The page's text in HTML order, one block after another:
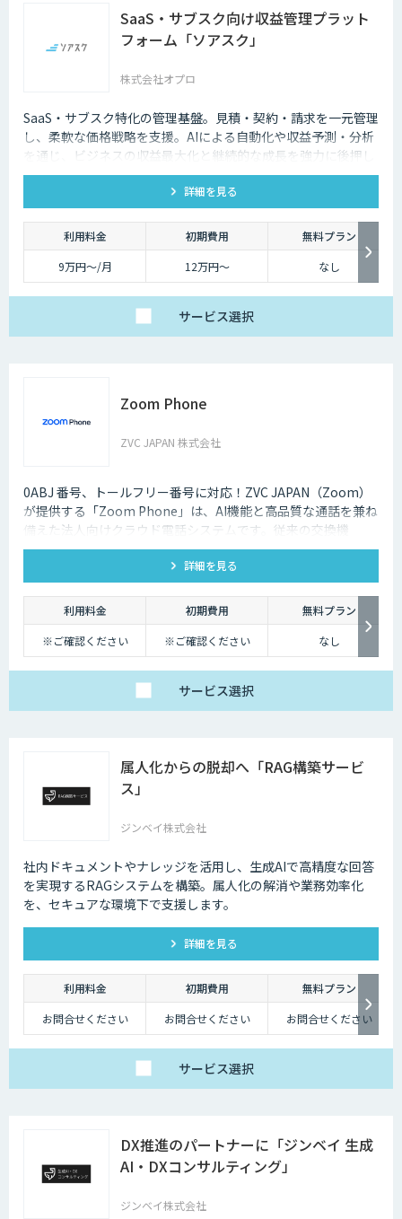
の仕組み化」を行うことです。
各施策による売上への貢献度や目標達成状況を数値化し、測定・分析によ
部門横断的な仕組みを設計・構築するというのが、セールスイネーブルメ
SaaS・サブスク向け収益管理プラット
フォーム「ソアスク」
株式会社オプロ
SaaS・サブスク特化の管理基盤。見積・契約・請求を一元管理
し、柔軟な価格戦略を支援。AIによる自動化や収益予測・分析
を通じ、ビジネスの収益最大化と継続的な成長を強力に後押し
します。
詳細を見る
利用料金 初期費用
無料プラン
9万円〜/月
12万円〜 なし
サービス選択
Zoom Phone
ZVC JAPAN 株式会社
0ABJ 番号、トールフリー番号に対応！ZVC JAPAN（Zoom）
が提供する「Zoom Phone」は、AI機能と高品質な通話を兼ね
備えた法人向けクラウド電話システムです。従来の交換機
（PBX）を必要としないため、導入や運用にかかるコストを大
詳細を見る
利用料金 初期費用
無料プラン
※ご確認ください
※ご確認ください なし
サービス選択
属人化からの脱却へ「RAG構築サービ
ス」
ジンベイ株式会社
社内ドキュメントやナレッジを活用し、生成AIで高精度な回答
を実現するRAGシステムを構築。属人化の解消や業務効率化
を、セキュアな環境下で支援します。
詳細を見る
利用料金 初期費用
無料プラン
お問合せください
お問合せください お問合せください
サービス選択
DX推進のパートナーに「ジンベイ 生成
AI・DXコンサルティング」
ジンベイ株式会社